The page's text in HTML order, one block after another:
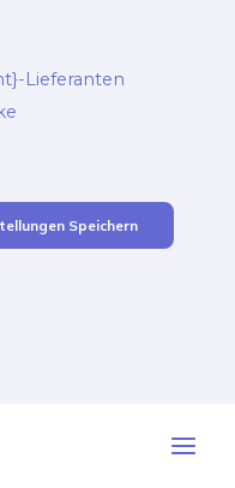
Lieferanten
Speichern